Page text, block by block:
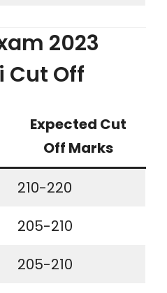
2023
Cut Off
Expected Cut
Off Marks
210-220
205-210
205-210